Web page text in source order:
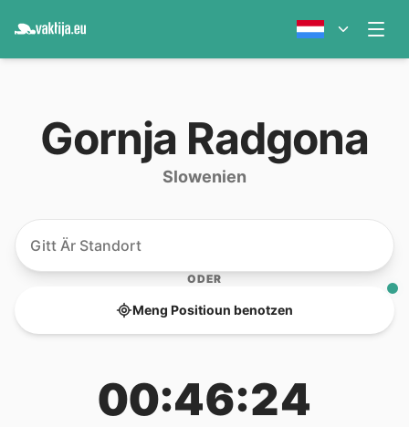
Gornja Radgona
Slowenien
ODER
Meng Positioun benotzen
00:46:24